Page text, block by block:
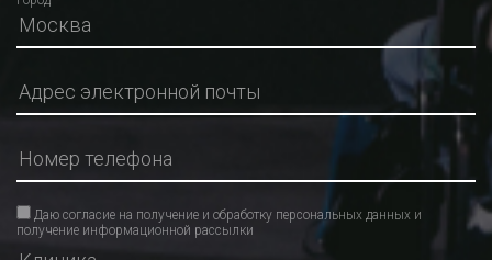
Даю согласие на получение и обработку персональных данных и
получение информационной рассылки